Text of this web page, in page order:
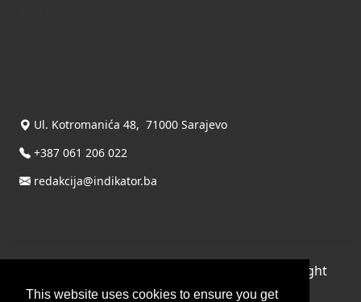
This website uses cookies to ensure you get
Ul. Kotromanića 48, 71000 Sarajevo
+387 061 206 022
redakcija@indikator.ba
, All Right
Reserved.